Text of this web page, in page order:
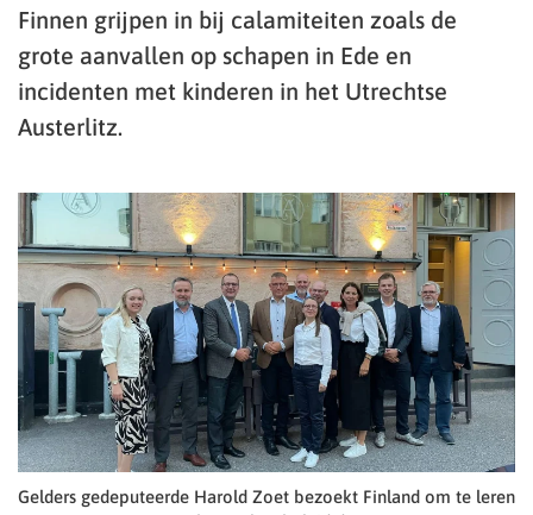
Finnen grijpen in bij calamiteiten zoals de
grote aanvallen op schapen in Ede en
incidenten met kinderen in het Utrechtse
Austerlitz.
Gelders gedeputeerde Harold Zoet bezoekt Finland om te leren